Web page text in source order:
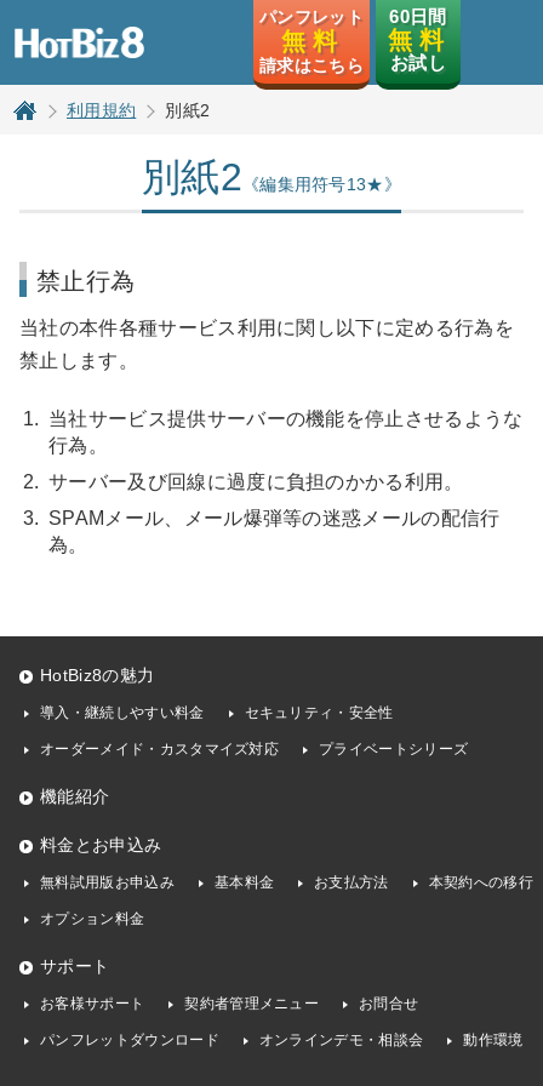
パンフレット
無 料
請求はこちら
60日間
無 料
お試し
トップページ
利用規約 別紙2
別紙2 《編集用符号13★》
禁止行為
当社の本件各種サービス利用に関し以下に定める行為を
禁止します。
当社サービス提供サーバーの機能を停止させるような
行為。
サーバー及び回線に過度に負担のかかる利用。
SPAMメール、メール爆弾等の迷惑メールの配信行
為。
HotBiz8の魅力
導入・継続しやすい料金 セキュリティ・安全性
オーダーメイド・カスタマイズ対応 プライベートシリーズ
機能紹介
料金とお申込み
無料試用版お申込み 基本料金 お支払方法 本契約への移行
オプション料金
サポート
お客様サポート 契約者管理メニュー お問合せ
パンフレットダウンロード オンラインデモ・相談会 動作環境